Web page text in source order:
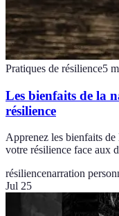
Pratiques de résilience5
Les bienfaits de la
résilience
Apprenez les bienfaits
votre résilience face aux
résiliencenarration
Jul 25